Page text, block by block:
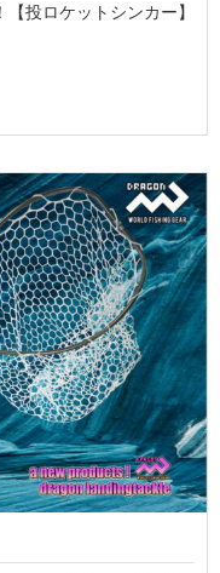
投ロケットシンカー】